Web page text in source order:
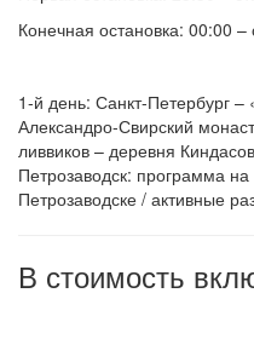
Конечная остановка: 00:00
1-й день: Санкт-Петербург
Александро-Свирский
ливвиков – деревня
Петрозаводск: программа
Петрозаводске / активные
В стоимость